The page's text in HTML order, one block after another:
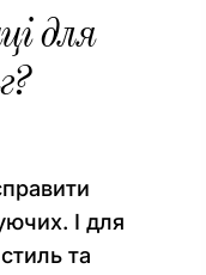
для
І для
та